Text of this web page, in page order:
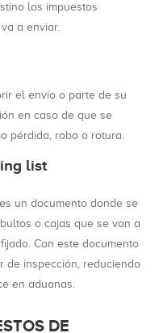
los impuestos
a enviar.
el envío o parte de su
en caso de que se
pérdida, robo o rotura.
list
un documento donde se
o cajas que se van a
Con este documento
inspección, reduciendo
en aduanas.
DE